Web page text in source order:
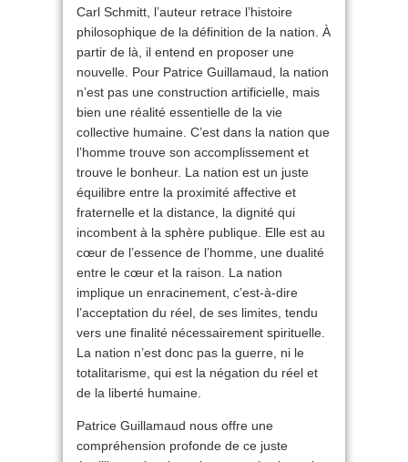
Carl Schmitt, l’auteur retrace l’histoire
philosophique de la définition de la nation. À
partir de là, il entend en proposer une
nouvelle. Pour Patrice Guillamaud, la nation
n’est pas une construction artificielle, mais
bien une réalité essentielle de la vie
collective humaine. C’est dans la nation que
l’homme trouve son accomplissement et
trouve le bonheur. La nation est un juste
équilibre entre la proximité affective et
fraternelle et la distance, la dignité qui
incombent à la sphère publique. Elle est au
cœur de l’essence de l’homme, une dualité
entre le cœur et la raison. La nation
implique un enracinement, c’est-à-dire
l’acceptation du réel, de ses limites, tendu
vers une finalité nécessairement spirituelle.
La nation n’est donc pas la guerre, ni le
totalitarisme, qui est la négation du réel et
de la liberté humaine.
Patrice Guillamaud nous offre une
compréhension profonde de ce juste